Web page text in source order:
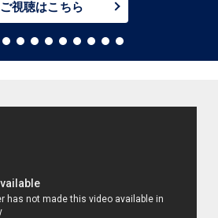
ご視聴はこちら